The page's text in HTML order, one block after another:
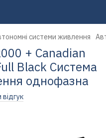
системи живлення
+ Canadian
Black Система
однофазна